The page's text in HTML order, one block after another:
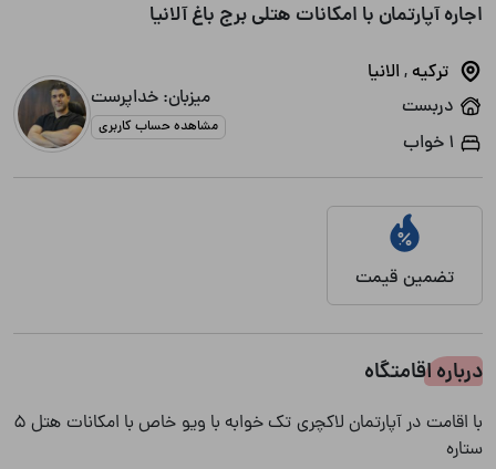
اجاره آپارتمان با امکانات هتلی برج باغ آلانیا
ترکیه, الانیا
دربست
1 خواب
میزبان: خداپرست
مشاهده حساب کاربری
تضمین قیمت
درباره اقامتگاه
با اقامت در آپارتمان لاکچری تک خوابه با ویو خاص با امکانات هتل 5
ستاره